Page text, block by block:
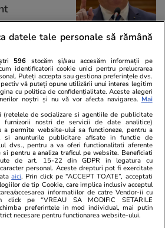
07 aug.
unui șef
07 aug.
de
de la vârful
datele tale personale să rămână
596 stocăm și/sau accesăm informații pe
identificatorii cookie unici pentru prelucrarea
Puteți accepta sau gestiona preferințele dvs.
vă puteți opune utilizării unui interes legitim
cu politica de confidențialitate. Aceste alegeri
noștri și nu vă vor afecta navigarea. Mai
(retelele de socializare si agentiile de publicitate
furnizorii nostri de servicii de date analitice)
a permite website-ului sa functioneze, pentru a
si anunturile publicitare afisate in functie de
dvs., pentru a va oferi functionalitati aferente
si pentru a analiza traficul pe website. Beneficiati
de art. 15-22 din GDPR in legatura cu
personal. Aceste drepturi pot fi exercitate
aici. Prin click pe “ACCEPT TOATE”, acceptati
de tip Cookie, care implica inclusiv acceptul
accesarea informatiilor de catre Vendor-ii cu
click pe “VREAU SA MODIFIC SETARILE
preferintele in mod individual, mai putin
necesare pentru functionarea website-ului.